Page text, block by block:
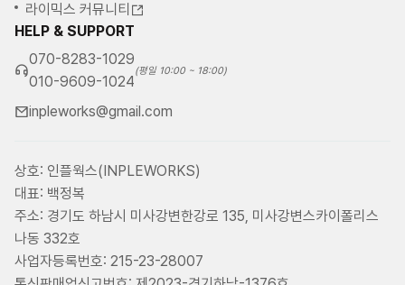
라이믹스 커뮤니티
HELP & SUPPORT
070-8283-1029
010-9609-1024
(평일 10:00 ~ 18:00)
inpleworks@gmail.com
상호: 인플웍스(INPLEWORKS)
대표: 백정복
주소: 경기도 하남시 미사강변한강로 135, 미사강변스카이폴리스
나동 332호
사업자등록번호: 215-23-28007